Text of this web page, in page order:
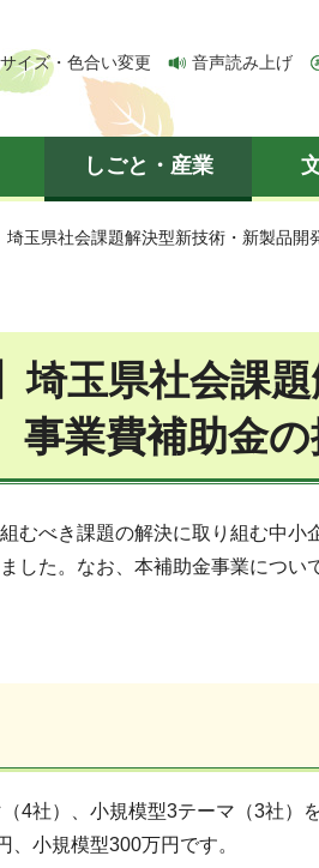
イズ・色合い変更 音声読み上げ
しごと・産業
埼玉県社会課題解決型新技術・新製品開
埼玉県社会課
事業費補助金
むべき課題の解決に取り組む中
した。なお、本補助金事業につい
4社）、小規模型3テーマ（3社）
、小規模型300万円です。